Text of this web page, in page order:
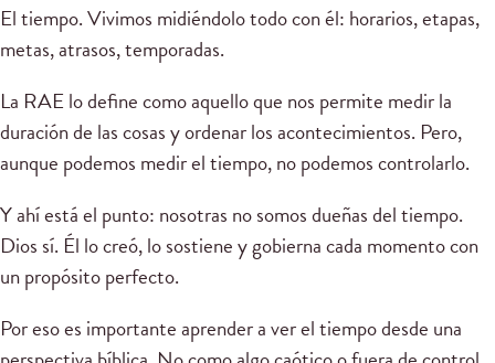
El tiempo. Vivimos midiéndolo todo con él: horarios, etapas,
metas, atrasos, temporadas.
La RAE lo define como aquello que nos permite medir la
duración de las cosas y ordenar los acontecimientos. Pero,
aunque podemos medir el tiempo, no podemos controlarlo.
Y ahí está el punto: nosotras no somos dueñas del tiempo.
Dios sí. Él lo creó, lo sostiene y gobierna cada momento con
un propósito perfecto.
Por eso es importante aprender a ver el tiempo desde una